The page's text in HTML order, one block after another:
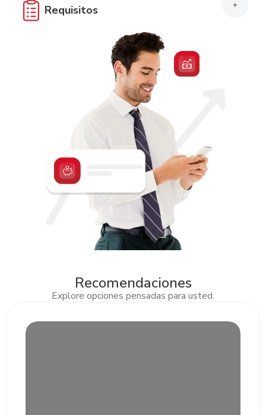
Requisitos +
Dirigido para Persona Jurídica o Comerciante Individual
debidamente constituido.
Completar y firmar solicitud
Recomendaciones
Explore opciones pensadas para usted.